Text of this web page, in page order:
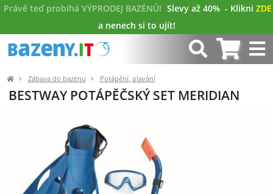
Právě teď probíhá VÝPRODEJ BAZÉNŮ! Slevy až 40% - Klikni ZDE
a nenech si to ujít!
Zábava do bazénu Potápění, plavání
BESTWAY POTÁPĚČSKÝ SET MERIDIAN